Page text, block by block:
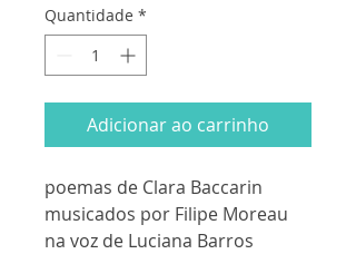
Quantidade *
Adicionar ao carrinho
poemas de Clara Baccarin
musicados por Filipe Moreau
na voz de Luciana Barros